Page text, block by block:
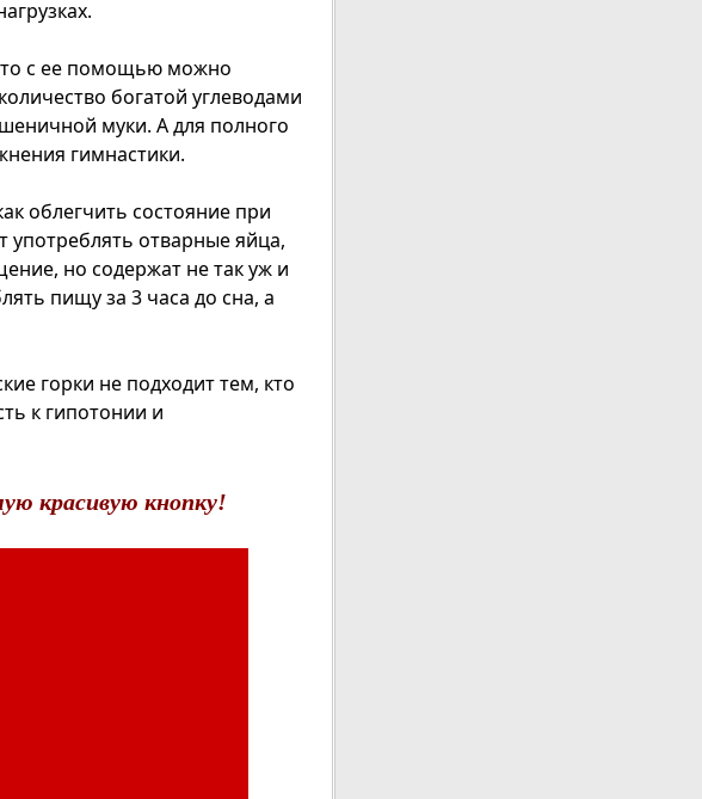
с ее помощью можно
богатой углеводами
муки. А для полного
гимнастики.
облегчить состояние при
отварные яйца,
но содержат не так уж и
пищу за 3 часа до сна, а
горки не подходит тем, кто
к гипотонии и
красивую кнопку!